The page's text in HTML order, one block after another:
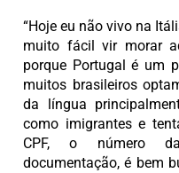
“Hoje eu não vivo na
muito fácil vir morar
porque Portugal é um
muitos brasileiros
da língua
como imigrantes e
CPF, o número
documentação, é bem